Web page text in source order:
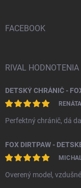
FACEBOOK
RIVAL HODNOTENIA
Perfektný chránič, dá
FOX DIRTPAW -
Overený model,